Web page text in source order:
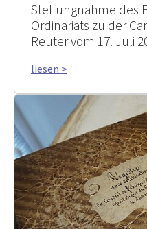
Stellungnahme des
Ordinariats zu der
Reuter vom 17. Juli
liesen >